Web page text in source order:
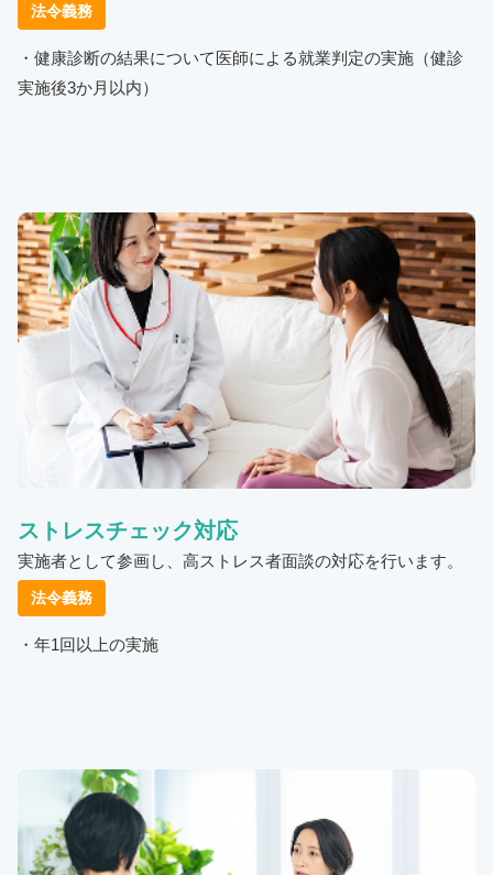
法令義務
・健康診断の結果について医師による就業判定の実施（健診
実施後3か月以内）
ストレスチェック対応
実施者として参画し、高ストレス者面談の対応を行います。
法令義務
・年1回以上の実施